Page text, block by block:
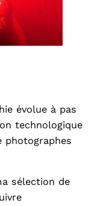
évolue à pas
technologique
photographes
sélection de